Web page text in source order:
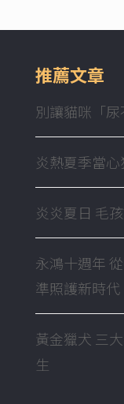
推薦文章
別讓貓咪「尿
炎熱夏季當
炎炎夏日 毛
永鴻十週年
準照護新時代
黃金獵犬 三
生